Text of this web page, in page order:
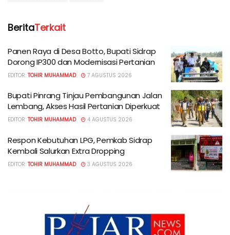
BeritaTerkait
Panen Raya di Desa Botto, Bupati Sidrap
Dorong IP300 dan Modernisasi Pertanian
EDITOR: TOHIR MUHAMMAD 7 AGUSTUS 2026
Bupati Pinrang Tinjau Pembangunan Jalan
Lembang, Akses Hasil Pertanian Diperkuat
EDITOR: TOHIR MUHAMMAD 4 AGUSTUS 2026
Respon Kebutuhan LPG, Pemkab Sidrap
Kembali Salurkan Extra Dropping
EDITOR: TOHIR MUHAMMAD 3 AGUSTUS 2026